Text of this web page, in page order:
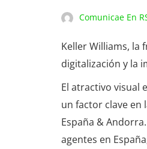
Comunicae En
Keller Williams, la
digitalización y la
El atractivo visual
un factor clave en
España &
agentes en